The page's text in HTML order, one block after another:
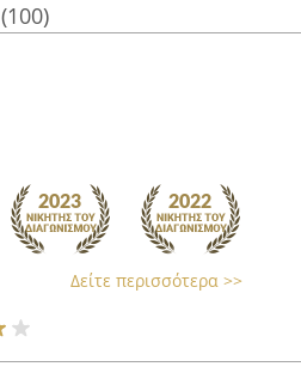
(100)
Δείτε περισσότερα >>